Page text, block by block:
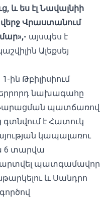
և ես էլ Նավալնիի
վերջ Վրաստանում
այսպես է
Ալեքսեյ
ին Թբիլիսիում
նախագահը
պատճառով
գտնվում է Հատուկ
կապալառու
6 տարվա
պատգամավոր
և Սանդրո